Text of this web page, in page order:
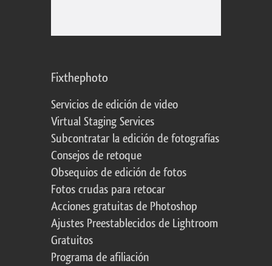
Fixthephoto
Servicios de edición de video
Virtual Staging Services
Subcontratar la edición de fotografías
Consejos de retoque
Obsequios de edición de fotos
Fotos crudas para retocar
Acciones gratuitas de Photoshop
Ajustes Preestablecidos de Lightroom
Gratuitos
Programa de afiliación